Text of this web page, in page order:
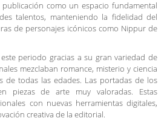
como un espacio fundamental
talentos, manteniendo la fidelidad del
de personajes icónicos como Nippur de
periodo gracias a su gran variedad de
mezclaban romance, misterio y ciencia
de todas las edades. Las portadas de los
piezas de arte muy valoradas. Estas
con nuevas herramientas digitales,
creativa de la editorial.